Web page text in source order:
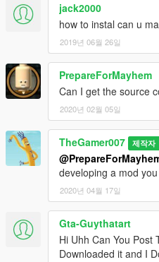
jack2000
how to instal can u
2019년 06월 26일
PrepareForMayhem
Can I get the source
2020년 02월 05일
TheGamer007 제작자
developing a mod
2020년 04월 17일
Gta-Guythatart
Hi Uhh Can You Post
Downloaded it and I